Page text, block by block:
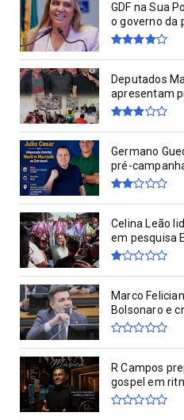
GDF na Sua
o governo da
Deputados
apresentam
Germano
pré-
Celina Leão
em pesquisa
Marco
Bolsonaro e
R Campos
gospel em